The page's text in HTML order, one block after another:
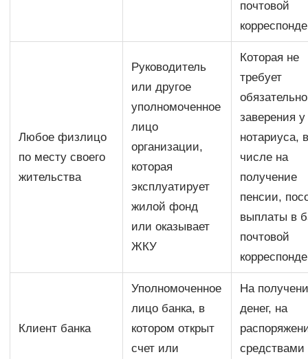
почтовой
Любое физлицо
по месту своего
жительства
Руководитель
или другое
уполномоченное
лицо
организации,
которая
эксплуатирует
жилой фонд
или оказывает
ЖКУ
Которая не
требует
заверения у
нотариуса,
числе на
получение
пенсии,
выплаты в
почтовой
Клиент банка
Уполномоченное
лицо банка, в
котором открыт
счет или
На
денег, на
средствами